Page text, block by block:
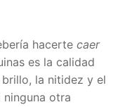
hacerte caer
es la calidad
la nitidez y el
otra